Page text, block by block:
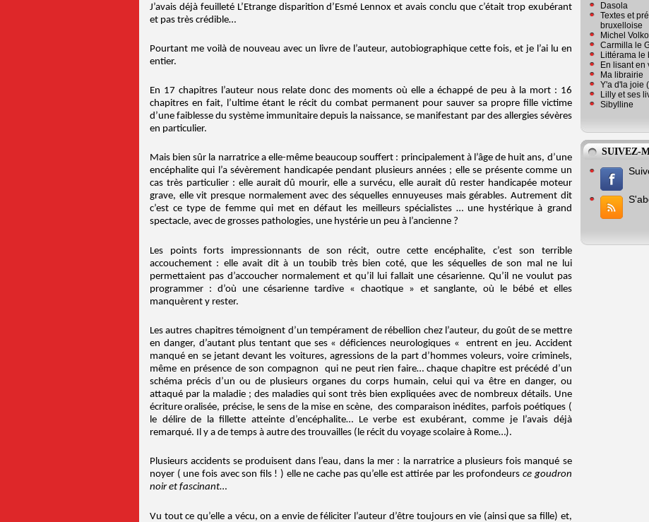
J’avais déjà feuilleté L’Etrange disparition d’Esmé Lennox et avais conclu que c’était trop exubérant
et pas très crédible…
Pourtant me voilà de nouveau avec un livre de l’auteur, autobiographique cette fois, et je l’ai lu en
entier.
En 17 chapitres l’auteur nous relate donc des moments où elle a échappé de peu à la mort : 16
chapitres en fait, l’ultime étant le récit du combat permanent pour sauver sa propre fille victime
d’une faiblesse du système immunitaire depuis la naissance, se manifestant par des allergies sévères
en particulier.
Mais bien sûr la narratrice a elle-même beaucoup souffert : principalement à l’âge de huit ans, d’une
encéphalite qui l’a sévèrement handicapée pendant plusieurs années ; elle se présente comme un
cas très particulier : elle aurait dû mourir, elle a survécu, elle aurait dû rester handicapée moteur
grave, elle vit presque normalement avec des séquelles ennuyeuses mais gérables. Autrement dit
c’est ce type de femme qui met en défaut les meilleurs spécialistes … une hystérique à grand
spectacle, avec de grosses pathologies, une hystérie un peu à l’ancienne ?
Les points forts impressionnants de son récit, outre cette encéphalite, c’est son terrible
accouchement : elle avait dit à un toubib très bien coté, que les séquelles de son mal ne lui
permettaient pas d’accoucher normalement et qu’il lui fallait une césarienne. Qu’il ne voulut pas
programmer : d’où une césarienne tardive « chaotique » et sanglante, où le bébé et elles
manquèrent y rester.
Les autres chapitres témoignent d’un tempérament de rébellion chez l’auteur, du goût de se mettre
en danger, d’autant plus tentant que ses « déficiences neurologiques « entrent en jeu. Accident
manqué en se jetant devant les voitures, agressions de la part d’hommes voleurs, voire criminels,
même en présence de son compagnon qui ne peut rien faire… chaque chapitre est précédé d’un
schéma précis d’un ou de plusieurs organes du corps humain, celui qui va être en danger, ou
attaqué par la maladie ; des maladies qui sont très bien expliquées avec de nombreux détails. Une
écriture oralisée, précise, le sens de la mise en scène, des comparaison inédites, parfois poétiques (
le délire de la fillette atteinte d’encéphalite… Le verbe est exubérant, comme je l’avais déjà
remarqué. Il y a de temps à autre des trouvailles (le récit du voyage scolaire à Rome…).
Plusieurs accidents se produisent dans l’eau, dans la mer : la narratrice a plusieurs fois manqué se
noyer ( une fois avec son fils ! ) elle ne cache pas qu’elle est attirée par les profondeursce goudron
noir et fascinant…
Vu tout ce qu’elle a vécu, on a envie de féliciter l’auteur d’être toujours en vie (ainsi que sa fille) et,
Dasola
Textes et
bruxelloise
Michel
Carmilla le
Littérama le
En lisant en
Ma librairie
Y'a d'la joie
Lilly et ses
Sibylline
SUIVEZ-